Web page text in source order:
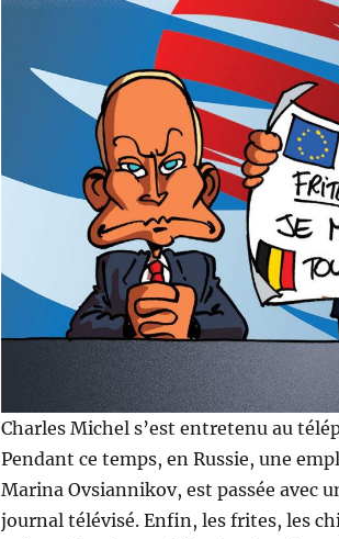
Charles Michel s’est entretenu au
Pendant ce temps, en Russie, une
Marina Ovsiannikov, est passée avec
journal télévisé. Enfin, les frites, les